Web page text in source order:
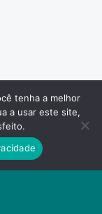
tenha a melhor
a usar este site,